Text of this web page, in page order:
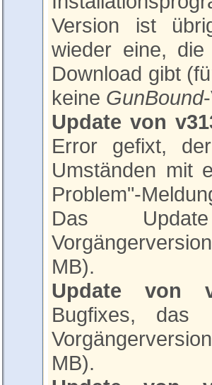
Version ist
wieder eine,
Download gibt
keine GunBound
Update von
Error gefixt,
Umständen mit
Problem"-
Das
MB).
Update von
Bugfixes, das
MB).